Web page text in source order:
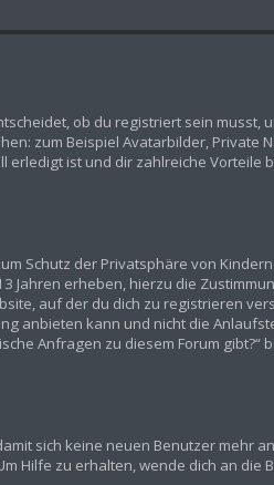
ob du registriert sein musst,
zum Beispiel Avatarbilder, Private
erledigt ist und dir zahlreiche Vorteile
Schutz der Privatsphäre von
Jahren erheben, hierzu die
auf der du dich zu registrieren
anbieten kann und nicht die
Anfragen zu diesem Forum gibt?“
sich keine neuen Benutzer mehr
Hilfe zu erhalten, wende dich an die